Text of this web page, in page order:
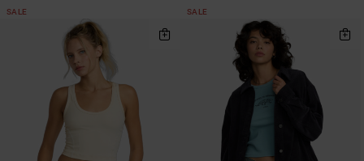
SALE SALE